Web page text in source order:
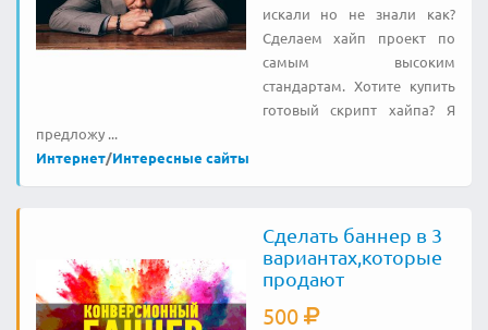
искали но не знали как?
Сделаем хайп проект по
самым высоким
стандартам. Хотите купить
готовый скрипт хайпа? Я
предложу ...
Интернет/Интересные сайты
Сделать баннер в 3
вариантах,которые
продают
500